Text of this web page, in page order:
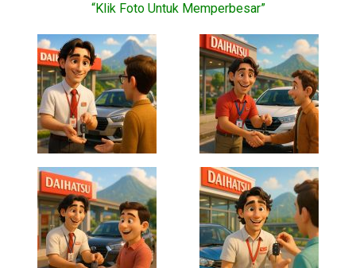
“Klik Foto Untuk Memperbesar”